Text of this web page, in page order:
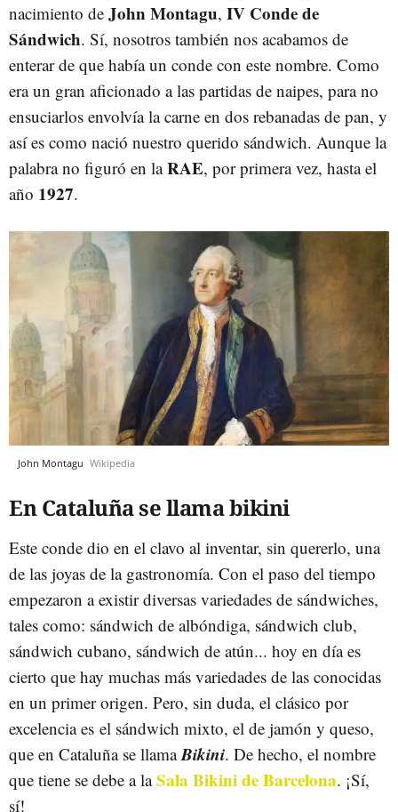
nacimiento de John Montagu, IV Conde de
Sándwich. Sí, nosotros también nos acabamos de
enterar de que había un conde con este nombre. Como
era un gran aficionado a las partidas de naipes, para no
ensuciarlos envolvía la carne en dos rebanadas de pan, y
así es como nació nuestro querido sándwich. Aunque la
palabra no figuró en laRAE, por primera vez, hasta el
año 1927.
John Montagu Wikipedia
En Cataluña se llama bikini
Este conde dio en el clavo al inventar, sin quererlo, una
de las joyas de la gastronomía. Con el paso del tiempo
empezaron a existir diversas variedades de sándwiches,
tales como: sándwich de albóndiga, sándwich club,
sándwich cubano, sándwich de atún... hoy en día es
cierto que hay muchas más variedades de las conocidas
en un primer origen. Pero, sin duda, el clásico por
excelencia es el sándwich mixto, el de jamón y queso,
que en Cataluña se llamaBikini. De hecho, el nombre
que tiene se debe a laSala Bikini de Barcelona. ¡Sí,
sí!